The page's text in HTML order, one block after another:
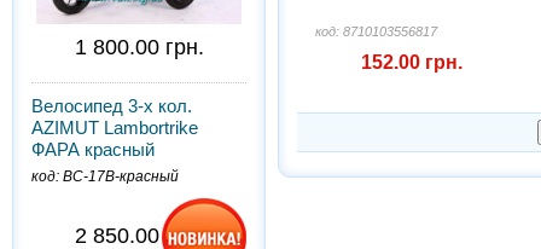
1 800.00 грн.
Велосипед 3-х кол.
AZIMUT Lambortrike
ФАРА красный
код: BC-17B-красный
2 850.00 грн.
код: 8710103556817
152.00 грн.